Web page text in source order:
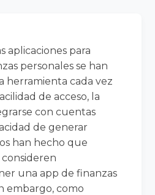
aplicaciones para
personales se han
herramienta cada vez
de acceso, la
con cuentas
de generar
han hecho que
una app de finanzas
embargo, como